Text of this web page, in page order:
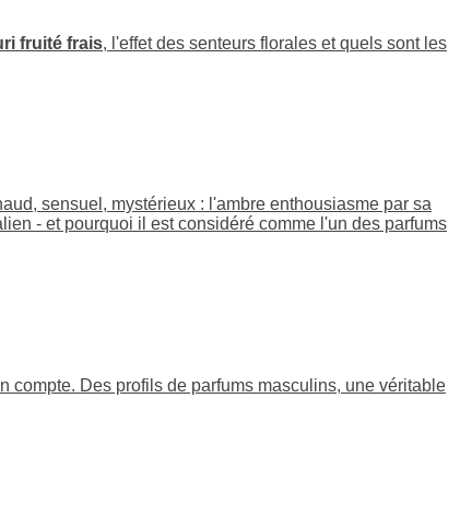
fruité frais, l'effet des senteurs florales et quels sont les
sensuel, mystérieux : l'ambre enthousiasme par sa
- et pourquoi il est considéré comme l'un des parfums
compte. Des profils de parfums masculins, une véritable